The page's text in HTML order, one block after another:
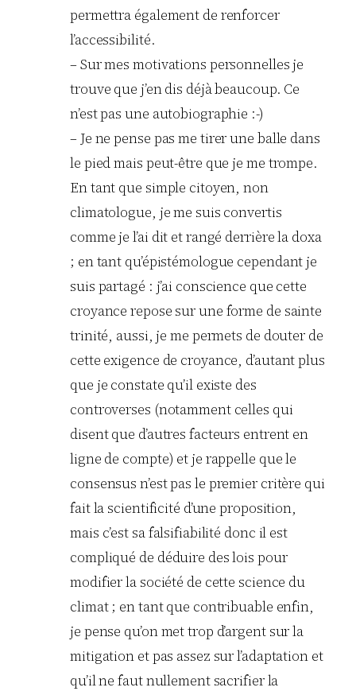
permettra également de renforcer
l’accessibilité.
– Sur mes motivations personnelles je
trouve que j’en dis déjà beaucoup. Ce
n’est pas une autobiographie :-)
– Je ne pense pas me tirer une balle dans
le pied mais peut-être que je me trompe.
En tant que simple citoyen, non
climatologue, je me suis convertis
comme je l’ai dit et rangé derrière la doxa
; en tant qu’épistémologue cependant je
suis partagé : j’ai conscience que cette
croyance repose sur une forme de sainte
trinité, aussi, je me permets de douter de
cette exigence de croyance, d’autant plus
que je constate qu’il existe des
controverses (notamment celles qui
disent que d’autres facteurs entrent en
ligne de compte) et je rappelle que le
consensus n’est pas le premier critère qui
fait la scientificité d’une proposition,
mais c’est sa falsifiabilité donc il est
compliqué de déduire des lois pour
modifier la société de cette science du
climat ; en tant que contribuable enfin,
je pense qu’on met trop d’argent sur la
mitigation et pas assez sur l’adaptation et
qu’il ne faut nullement sacrifier la